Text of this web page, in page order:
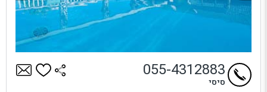
055-4312883
סיסי